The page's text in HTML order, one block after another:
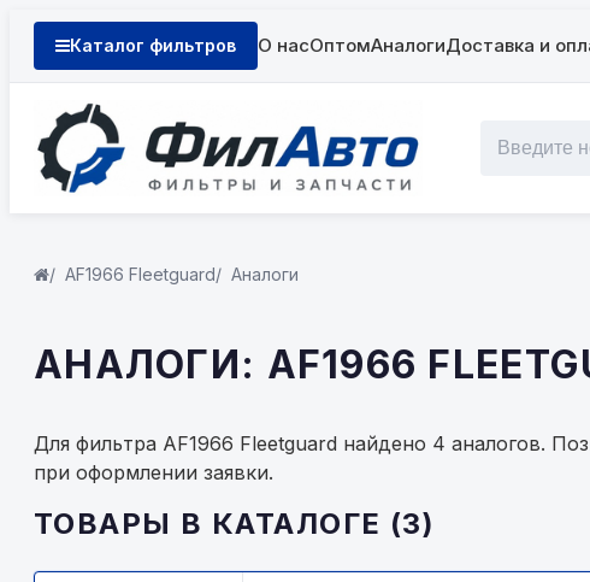
Каталог фильтров О насОптомАналогиДоставка и
AF1966 Fleetguard Аналоги
АНАЛОГИ: AF1966
Для фильтра AF1966 Fleetguard найдено 4 аналогов.
при оформлении заявки.
ТОВАРЫ В КАТАЛОГЕ (3)